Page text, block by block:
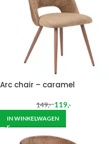
Arc chair – caramel
149,- 119,-
IN WINKELWAGEN